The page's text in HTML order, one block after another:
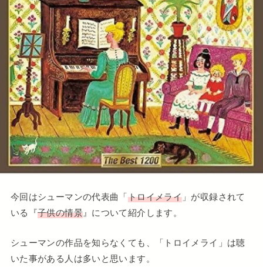
今回はシューマンの代表曲「トロイメライ 」が収録されて
いる『子供の情景』について紹介します。
シューマンの作品を知らなくても、「トロイメライ」は聴
いた事がある人は多いと思います。